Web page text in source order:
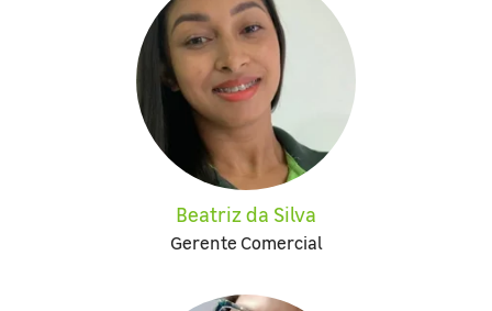
Beatriz da Silva
Gerente Comercial